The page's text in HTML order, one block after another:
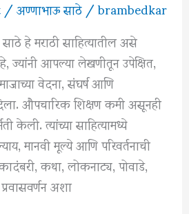
/अण्णाभाऊ साठे/brambedkar
हे मराठी साहित्यातील असे
ज्यांनी आपल्या लेखणीतून उपेक्षित,
वेदना, संघर्ष आणि
औपचारिक शिक्षण कमी असूनही
केली. त्यांच्या साहित्यामध्ये
मानवी मूल्ये आणि परिवर्तनाची
कथा, लोकनाट्य, पोवाडे,
अशा